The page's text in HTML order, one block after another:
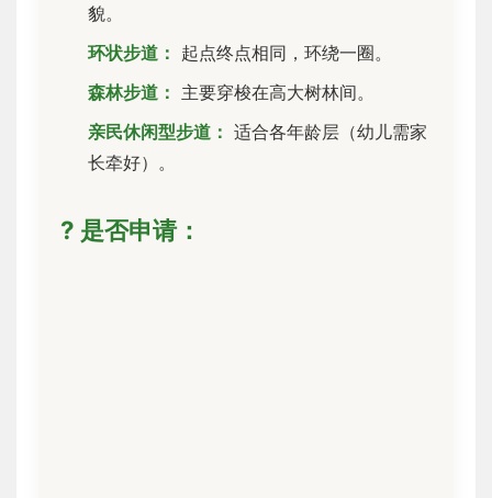
貌。
环状步道： 起点终点相同，环绕一圈。
森林步道： 主要穿梭在高大树林间。
亲民休闲型步道： 适合各年龄层（幼儿需家
长牵好）。
? 是否申请：